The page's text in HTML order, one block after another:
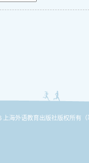
海外语教育出版社版权所有